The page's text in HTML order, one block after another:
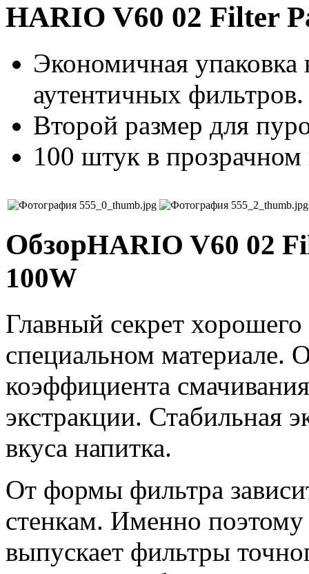
HARIO V60 02 Filter
Экономичная упаковка
аутентичных фильтров.
Второй размер для
100 штук в прозрачном
ОбзорHARIO V60 02
100W
Главный секрет хорошего
специальном материале.
коэффициента
экстракции. Стабильная
вкуса напитка.
От формы фильтра
стенкам. Именно
выпускает фильтры